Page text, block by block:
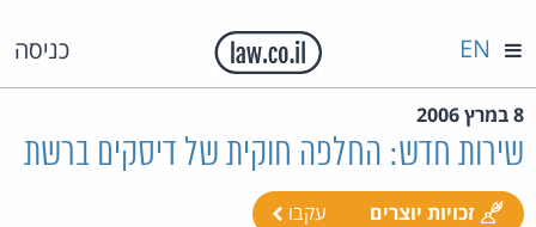
כניסה EN
8 במרץ 2006
שירות חדש: החלפה חוקית של דיסקים ברשת
זכויות יוצרים עקבו